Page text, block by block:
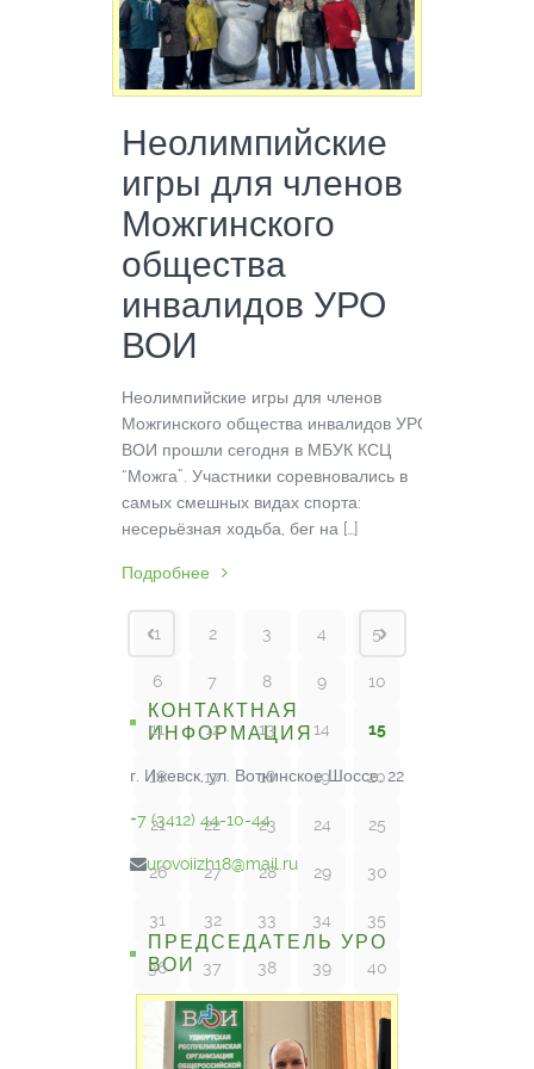
Неолимпийские
игры для членов
Можгинского
общества
инвалидов УРО
ВОИ
Неолимпийские игры для членов
Можгинского общества инвалидов УРО
ВОИ прошли сегодня в МБУК КСЦ
“Можга”. Участники соревновались в
самых смешных видах спорта:
несерьёзная ходьба, бег на […]
Подробнее
1 2 3 4 5
6 7 8 9 10
11 12 13 14 15
16 17 18 19 20
21 22 23 24 25
26 27 28 29 30
31 32 33 34 35
36 37 38 39 40
41 42 44 45
46 47 48 50
КОНТАКТНАЯ
ИНФОРМАЦИЯ
г. Ижевск, ул. Воткинское Шоссе, 22
+7 (3412) 44-10-44
urovoiizh18@mail.ru
ПРЕДСЕДАТЕЛЬ УРО
ВОИ